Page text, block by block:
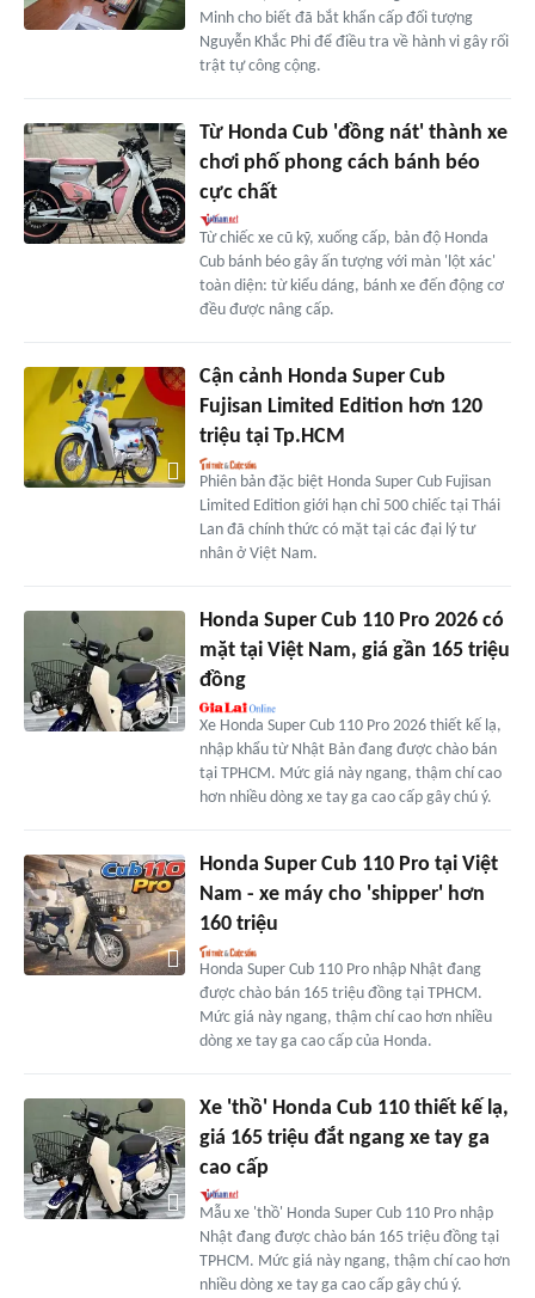
Minh cho biết đã bắt khẩn cấp đối tượng
Nguyễn Khắc Phi để điều tra về hành vi gây rối
trật tự công cộng.
Từ Honda Cub 'đồng nát' thành xe
chơi phố phong cách bánh béo
cực chất
Từ chiếc xe cũ kỹ, xuống cấp, bản độ Honda
Cub bánh béo gây ấn tượng với màn 'lột xác'
toàn diện: từ kiểu dáng, bánh xe đến động cơ
đều được nâng cấp.
Cận cảnh Honda Super Cub
Fujisan Limited Edition hơn 120
triệu tại Tp.HCM
Phiên bản đặc biệt Honda Super Cub Fujisan
Limited Edition giới hạn chỉ 500 chiếc tại Thái
Lan đã chính thức có mặt tại các đại lý tư
nhân ở Việt Nam.
Honda Super Cub 110 Pro 2026 có
mặt tại Việt Nam, giá gần 165 triệu
đồng
Xe Honda Super Cub 110 Pro 2026 thiết kế lạ,
nhập khẩu từ Nhật Bản đang được chào bán
tại TPHCM. Mức giá này ngang, thậm chí cao
hơn nhiều dòng xe tay ga cao cấp gây chú ý.
Honda Super Cub 110 Pro tại Việt
Nam - xe máy cho 'shipper' hơn
160 triệu
Honda Super Cub 110 Pro nhập Nhật đang
được chào bán 165 triệu đồng tại TPHCM.
Mức giá này ngang, thậm chí cao hơn nhiều
dòng xe tay ga cao cấp của Honda.
Xe 'thồ' Honda Cub 110 thiết kế lạ,
giá 165 triệu đắt ngang xe tay ga
cao cấp
Mẫu xe 'thồ' Honda Super Cub 110 Pro nhập
Nhật đang được chào bán 165 triệu đồng tại
TPHCM. Mức giá này ngang, thậm chí cao hơn
nhiều dòng xe tay ga cao cấp gây chú ý.